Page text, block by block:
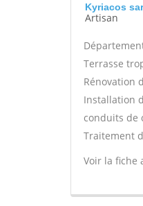
Kyriacos
Artisan
Terrasse
Rénovation
Installation
conduits de
Traitement
Voir la fiche